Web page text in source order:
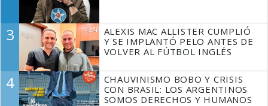
3
ALEXIS MAC ALLISTER CUMPLIÓ
Y SE IMPLANTÓ PELO ANTES DE
VOLVER AL FÚTBOL INGLÉS
4
CHAUVINISMO BOBO Y CRISIS
CON BRASIL: LOS ARGENTINOS
SOMOS DERECHOS Y HUMANOS